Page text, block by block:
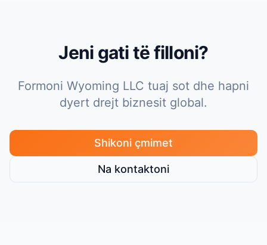
Jeni gati të filloni?
Formoni Wyoming LLC tuaj sot dhe hapni
dyert drejt biznesit global.
Shikoni çmimet
Na kontaktoni